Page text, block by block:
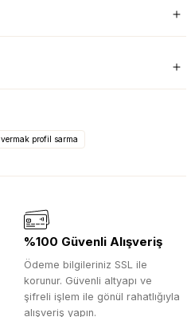
vermak profil sarma
%100 Güvenli Alışveriş
Ödeme bilgileriniz SSL ile
korunur. Güvenli altyapı ve
şifreli işlem ile gönül rahatlığıyla
alışveriş yapın.